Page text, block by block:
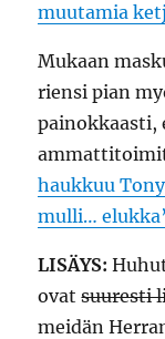
muutamia
Mukaan
riensi pian
painokkaasti,
haukkuu
mulli…
LISÄYS:
ovatsuuresti
meidän